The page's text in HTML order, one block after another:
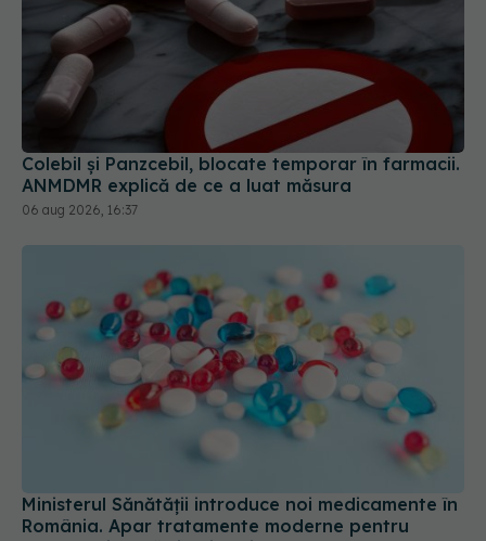
Colebil și Panzcebil, blocate temporar în farmacii.
ANMDMR explică de ce a luat măsura
06 aug 2026, 16:37
Ministerul Sănătății introduce noi medicamente în
cancer, migrenă și epilepsie
27 iul 2026, 16:17